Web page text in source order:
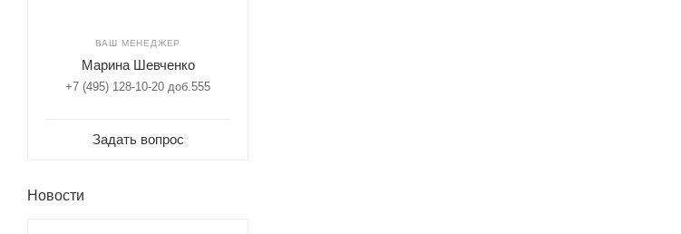
ВАШ МЕНЕДЖЕР
Марина Шевченко
+7 (495) 128-10-20 доб.555
Задать вопрос
Новости